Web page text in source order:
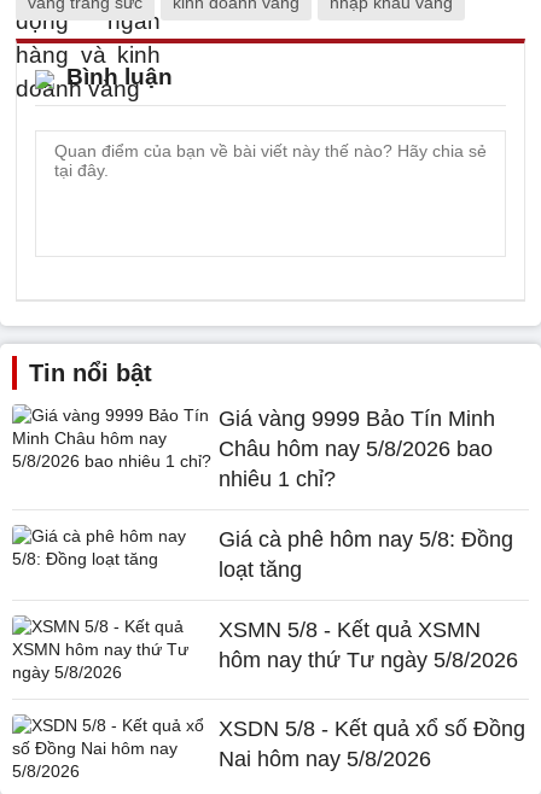
Bình luận
Tin nổi bật
Giá vàng 9999 Bảo Tín Minh
Châu hôm nay 5/8/2026 bao
nhiêu 1 chỉ?
Giá cà phê hôm nay 5/8: Đồng
loạt tăng
XSMN 5/8 - Kết quả XSMN
hôm nay thứ Tư ngày 5/8/2026
XSDN 5/8 - Kết quả xổ số Đồng
Nai hôm nay 5/8/2026